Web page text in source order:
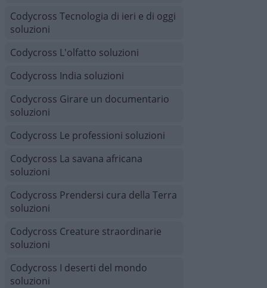
Codycross Tecnologia di ieri e di oggi
soluzioni
Codycross L'olfatto soluzioni
Codycross India soluzioni
Codycross Girare un documentario
soluzioni
Codycross Le professioni soluzioni
Codycross La savana africana
soluzioni
Codycross Prendersi cura della Terra
soluzioni
Codycross Creature straordinarie
soluzioni
Codycross I deserti del mondo
soluzioni